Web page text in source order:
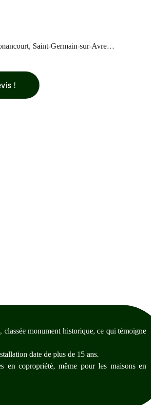
!
monument historique, ce qui témoigne
date de plus de 15 ans.
copropriété, même pour les maisons en
Saint-Germain-sur-Avre…